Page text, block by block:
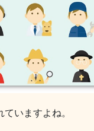
いますよね。